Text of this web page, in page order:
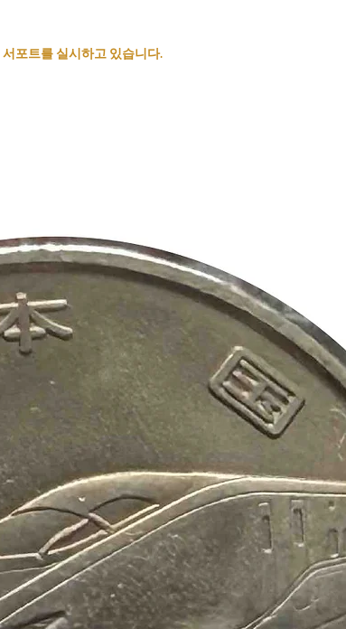
포트를 실시하고 있습니다.